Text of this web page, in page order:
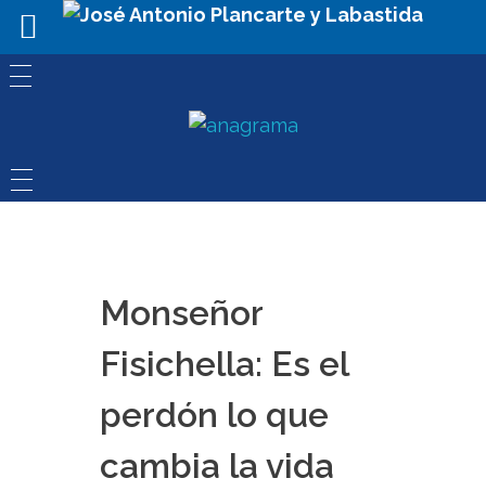
Monseñor
Fisichella: Es el
perdón lo que
cambia la vida